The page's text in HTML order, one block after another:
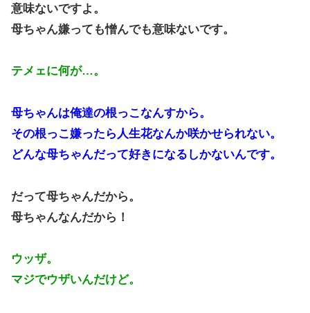
意味ないですよ。
母ちゃん嫌っても憎んでも意味ないです。
テメェに何が…。
母ちゃんは俺達の根っこなんすから。
その根っこ嫌ったら人生花なんか咲かせられない。
どんな母ちゃんだって好きになるしかないんです。
だって母ちゃんだから。
母ちゃんなんだから！
ウッザ。
マジでウザいんだけど。